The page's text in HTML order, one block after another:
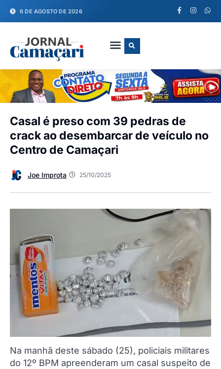
6 DE AGOSTO DE 2026
Casal é preso com 39 pedras de
crack ao desembarcar de veículo no
Centro de Camaçari
Joe Improta 25/10/2025
Na manhã deste sábado (25), policiais militares
do 12º BPM apreenderam um casal suspeito de